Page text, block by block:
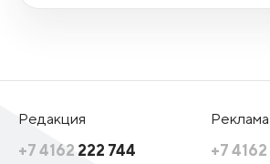
Редакция
+7 4162 222 744
Реклама
+7 4162